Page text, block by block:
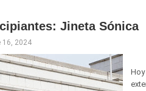
Jineta Sónica
16, 2024